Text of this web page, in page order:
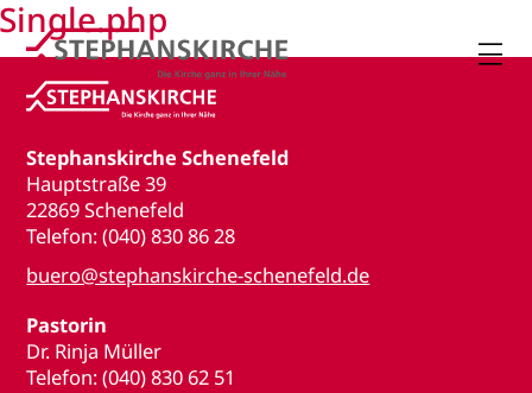

Stephanskirche Schenefeld
Hauptstraße 39
22869 Schenefeld
Telefon: (040) 830 86 28
buero@stephanskirche-schenefeld.de
Pastorin
Dr. Rinja Müller
Telefon: (040) 830 62 51